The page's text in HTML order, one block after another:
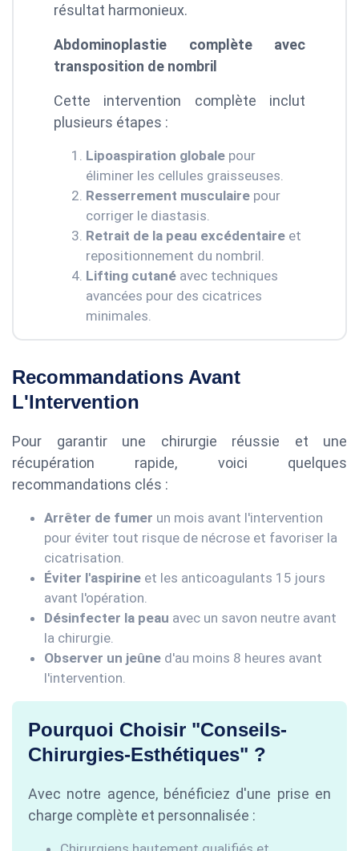
résultat harmonieux.
Abdominoplastie complète avec
transposition de nombril
Cette intervention complète inclut
plusieurs étapes :
Lipoaspiration globale pour
éliminer les cellules graisseuses.
Resserrement musculaire pour
corriger le diastasis.
Retrait de la peau excédentaire et
repositionnement du nombril.
Lifting cutané avec techniques
avancées pour des cicatrices
minimales.
Recommandations Avant
L'Intervention
Pour garantir une chirurgie réussie et une
récupération rapide, voici quelques
recommandations clés :
Arrêter de fumer un mois avant l'intervention
pour éviter tout risque de nécrose et favoriser la
cicatrisation.
Éviter l'aspirine et les anticoagulants 15 jours
avant l'opération.
Désinfecter la peau avec un savon neutre avant
la chirurgie.
Observer un jeûne d'au moins 8 heures avant
l'intervention.
Pourquoi Choisir "Conseils-
Chirurgies-Esthétiques" ?
Avec notre agence, bénéficiez d'une prise en
charge complète et personnalisée :